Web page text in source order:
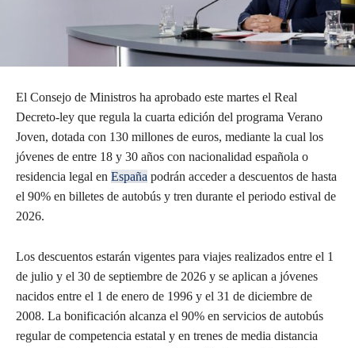
El Consejo de Ministros ha aprobado este martes el Real
Decreto-ley que regula la cuarta edición del programa Verano
Joven, dotada con 130 millones de euros, mediante la cual los
jóvenes de entre 18 y 30 años con nacionalidad española o
residencia legal en España podrán acceder a descuentos de hasta
el 90% en billetes de autobús y tren durante el periodo estival de
2026.
Los descuentos estarán vigentes para viajes realizados entre el 1
de julio y el 30 de septiembre de 2026 y se aplican a jóvenes
nacidos entre el 1 de enero de 1996 y el 31 de diciembre de
2008. La bonificación alcanza el 90% en servicios de autobús
regular de competencia estatal y en trenes de media distancia